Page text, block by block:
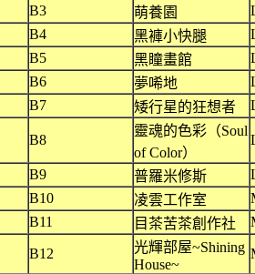
B3 萌養園
B4 黑褲小快腿
B5 黑瞳畫館
B6 夢唏地
B7 矮行星的狂想者
B8
靈魂的色彩（Soul
of Color）
B9 普羅米修斯
B10 凌雲工作室
B11 目茶苦茶創作社
B12
光輝部屋~Shining
House~